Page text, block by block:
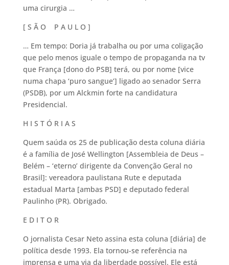
uma cirurgia …
[ S Ã O P A U L O ]
… Em tempo: Doria já trabalha ou por uma coligação
que pelo menos iguale o tempo de propaganda na tv
que França [dono do PSB] terá, ou por nome [vice
numa chapa ‘puro sangue’] ligado ao senador Serra
(PSDB), por um Alckmin forte na candidatura
Presidencial.
H I S T Ó R I A S
Quem saúda os 25 de publicação desta coluna diária
é a família de José Wellington [Assembleia de Deus –
Belém – ‘eterno’ dirigente da Convenção Geral no
Brasil]: vereadora paulistana Rute e deputada
estadual Marta [ambas PSD] e deputado federal
Paulinho (PR). Obrigado.
E D I T O R
O jornalista Cesar Neto assina esta coluna [diária] de
política desde 1993. Ela tornou-se referência na
imprensa e uma via da liberdade possível. Ele está